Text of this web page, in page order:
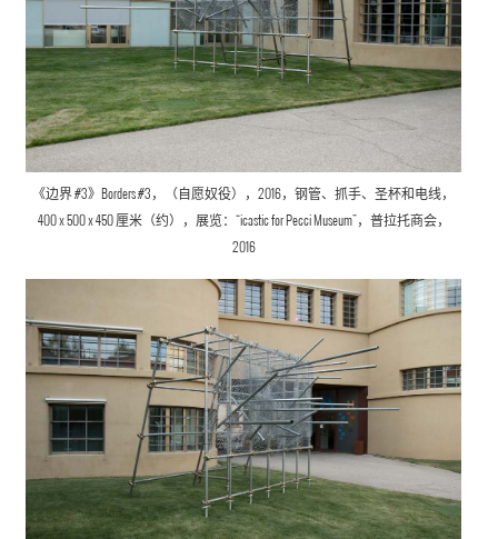
《边界 #3》Borders #3，（自愿奴役），2016，钢管、抓手、圣杯和电线，
400 x 500 x 450 厘米（约），展览：“icastic for Pecci Museum”，普拉托商会，
2016